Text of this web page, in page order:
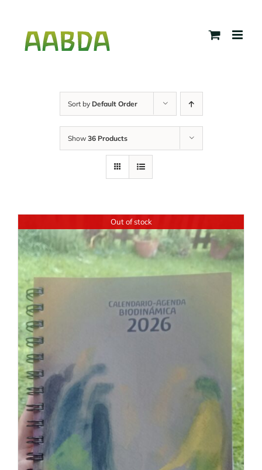
content
Sort by Default Order
Show 36 Products
Out of stock